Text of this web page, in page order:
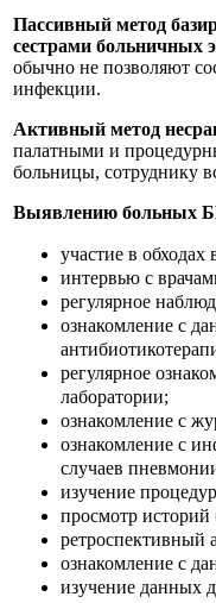
Пассивный метод
сестрами больничных
обычно не позволяют
инфекции.
Активный метод
палатными и
больницы, сотруднику
Выявлению больных
участие в обходах
интервью с
регулярное
ознакомление с
регулярное
лаборатории;
ознакомление с
ознакомление с
случаев
изучение
просмотр историй
ретроспективный
ознакомление с
изучение данных